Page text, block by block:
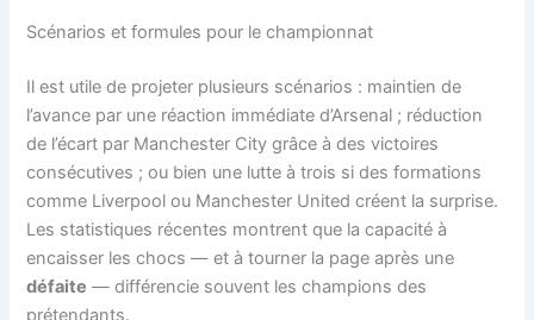
Scénarios et formules pour le championnat
Il est utile de projeter plusieurs scénarios : maintien de
l’avance par une réaction immédiate d’Arsenal ; réduction
de l’écart par Manchester City grâce à des victoires
consécutives ; ou bien une lutte à trois si des formations
comme Liverpool ou Manchester United créent la surprise.
Les statistiques récentes montrent que la capacité à
encaisser les chocs — et à tourner la page après une
défaite — différencie souvent les champions des
prétendants.